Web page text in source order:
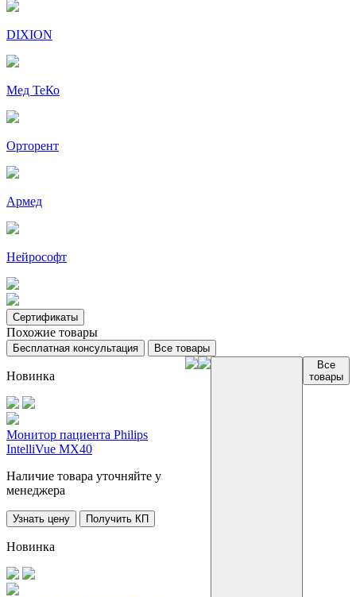
DIXION
Мед ТеКо
Орторент
Армед
Нейрософт
Сертификаты
Похожие товары
Бесплатная консультация Все товары
Новинка
Монитор пациента Philips
IntelliVue MX40
Наличие товара уточняйте у
менеджера
Узнать цену Получить КП
Новинка
Все
товары